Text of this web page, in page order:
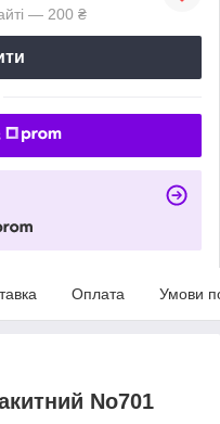
— 200 ₴
Оплата Умови
No701